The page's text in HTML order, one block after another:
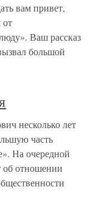
вам привет,
от
Ваш рассказ
большой
несколько лет
часть
На очередной
об отношении